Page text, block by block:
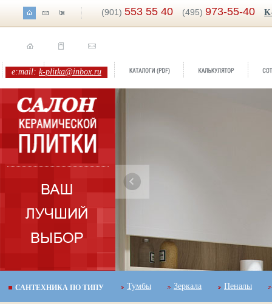
(901) 553 55 40 (495) 973-55-40
e:mail: k-plitka@inbox.ru
Brosto
САНТЕХНИКА ПО ТИПУ Тумбы Зеркала Пеналы